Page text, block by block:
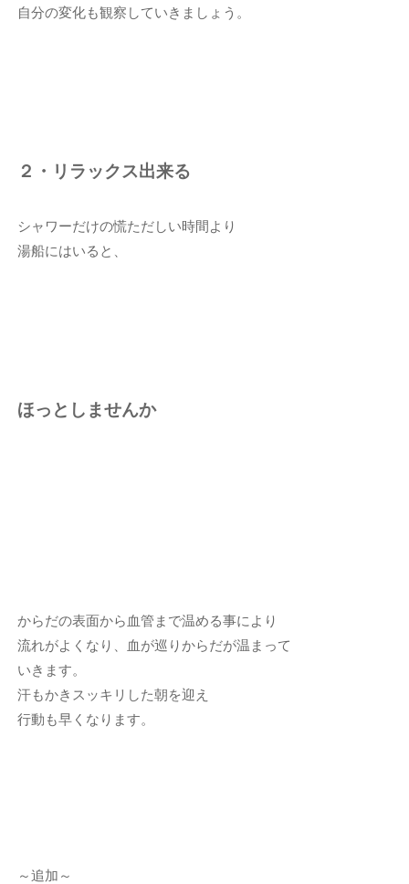
自分の変化も観察していきましょう。
２・リラックス出来る
シャワーだけの慌ただしい時間より
湯船にはいると、
ほっとしませんか
からだの表面から血管まで温める事により
流れがよくなり、血が巡りからだが温まって
いきます。
汗もかきスッキリした朝を迎え
行動も早くなります。
～追加～